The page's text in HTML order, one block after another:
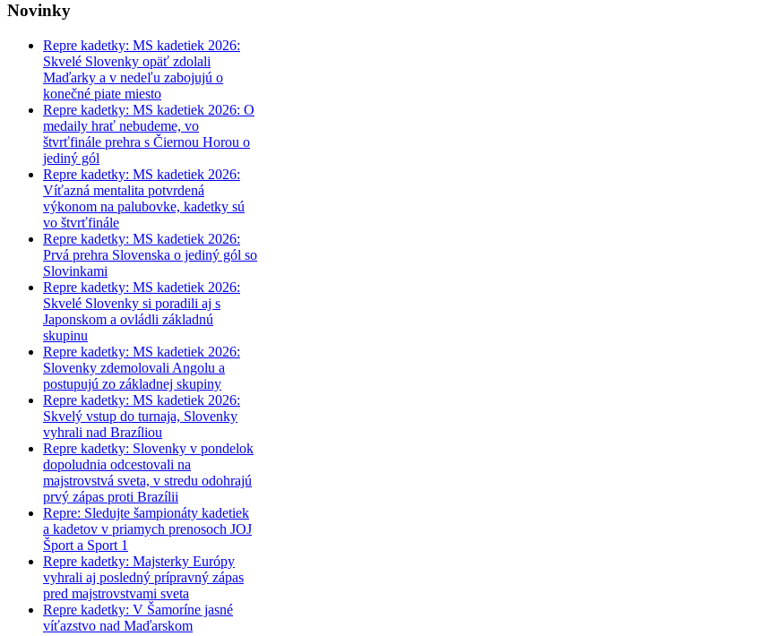
Novinky
Repre kadetky: MS kadetiek 2026:
Skvelé Slovenky opäť zdolali
Maďarky a v nedeľu zabojujú o
konečné piate miesto
Repre kadetky: MS kadetiek 2026: O
medaily hrať nebudeme, vo
štvrťfinále prehra s Čiernou Horou o
jediný gól
Repre kadetky: MS kadetiek 2026:
Víťazná mentalita potvrdená
výkonom na palubovke, kadetky sú
vo štvrťfinále
Repre kadetky: MS kadetiek 2026:
Prvá prehra Slovenska o jediný gól so
Slovinkami
Repre kadetky: MS kadetiek 2026:
Skvelé Slovenky si poradili aj s
Japonskom a ovládli základnú
skupinu
Repre kadetky: MS kadetiek 2026:
Slovenky zdemolovali Angolu a
postupujú zo základnej skupiny
Repre kadetky: MS kadetiek 2026:
Skvelý vstup do turnaja, Slovenky
vyhrali nad Brazíliou
Repre kadetky: Slovenky v pondelok
dopoludnia odcestovali na
majstrovstvá sveta, v stredu odohrajú
prvý zápas proti Brazílii
Repre: Sledujte šampionáty kadetiek
a kadetov v priamych prenosoch JOJ
Šport a Sport 1
Repre kadetky: Majsterky Európy
vyhrali aj posledný prípravný zápas
pred majstrovstvami sveta
Repre kadetky: V Šamoríne jasné
víťazstvo nad Maďarskom